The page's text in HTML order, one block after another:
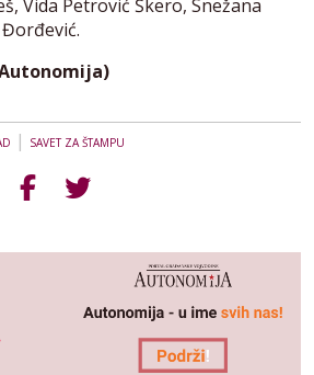
Vida Petrović Škero, Snežana
| SAVET ZA ŠTAMPU